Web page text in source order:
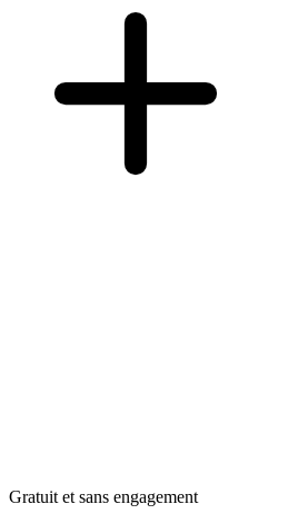
Gratuit et sans engagement